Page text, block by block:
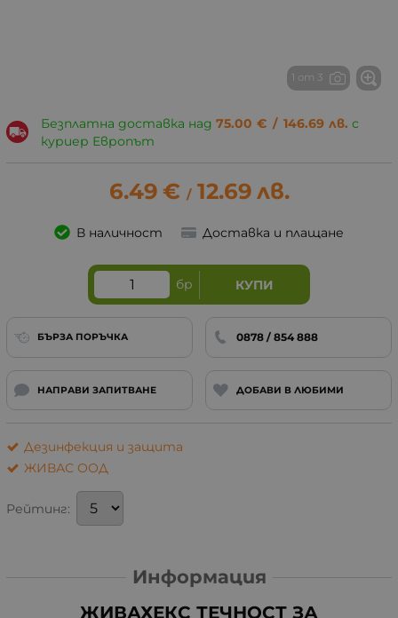
1 от 3
Безплатна доставка над 75.00 € / 146.69 лв. с
куриер Европът
6.49 € / 12.69 лв.
В наличност Доставка и плащане
бр КУПИ
БЪРЗА ПОРЪЧКА 0878 / 854 888
НАПРАВИ ЗАПИТВАНЕ ДОБАВИ В ЛЮБИМИ
Дезинфекция и защита
ЖИВАС ООД
Рейтинг:
Информация
ЖИВАХЕКС ТЕЧНОСТ ЗА